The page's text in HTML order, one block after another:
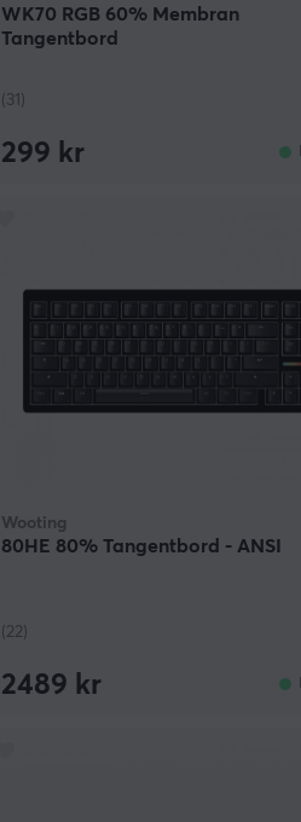
WK70 RGB 60% Membran
Tangentbord
(31)
299 kr
Wooting
80HE 80% Tangentbord - ANSI
(22)
2489 kr